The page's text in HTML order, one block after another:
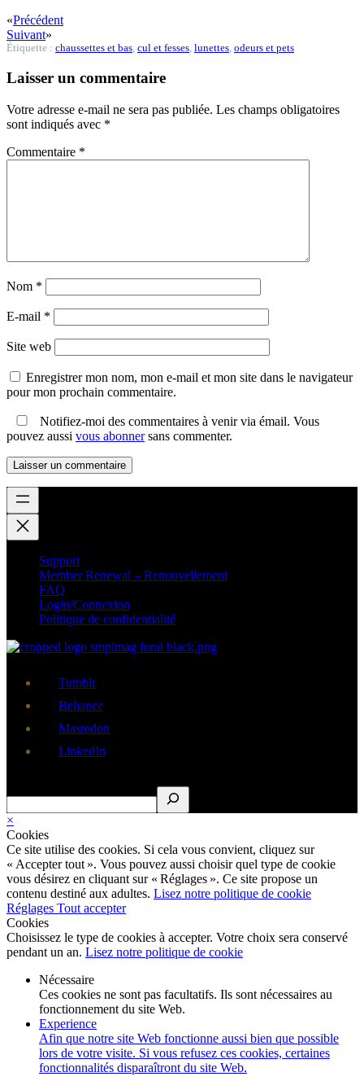
«Précédent
Suivant»
Étiquette : chaussettes et bas cul et fesses lunettes odeurs et pets
Laisser un commentaire
Votre adresse e-mail ne sera pas publiée. Les champs obligatoires
sont indiqués avec *
Commentaire *
Nom *
E-mail *
Site web
Enregistrer mon nom, mon e-mail et mon site dans le navigateur
pour mon prochain commentaire.
Notifiez-moi des commentaires à venir via émail. Vous
pouvez aussi vous abonnersans commenter.
Support
Member Renewal – Renouvellement
FAQ
Login/Connexion
Politique de confidentialité
Tumblr
Behance
Mastodon
LinkedIn
×
Cookies
Ce site utilise des cookies. Si cela vous convient, cliquez sur
« Accepter tout ». Vous pouvez aussi choisir quel type de cookie
vous désirez en cliquant sur « Réglages ». Ce site propose un
contenu destiné aux adultes. Lisez notre politique de cookie
Réglages Tout accepter
Cookies
Choisissez le type de cookies à accepter. Votre choix sera conservé
pendant un an. Lisez notre politique de cookie
Nécessaire
Ces cookies ne sont pas facultatifs. Ils sont nécessaires au
fonctionnement du site Web.
Experience
Afin que notre site Web fonctionne aussi bien que possible
lors de votre visite. Si vous refusez ces cookies, certaines
fonctionnalités disparaîtront du site Web.